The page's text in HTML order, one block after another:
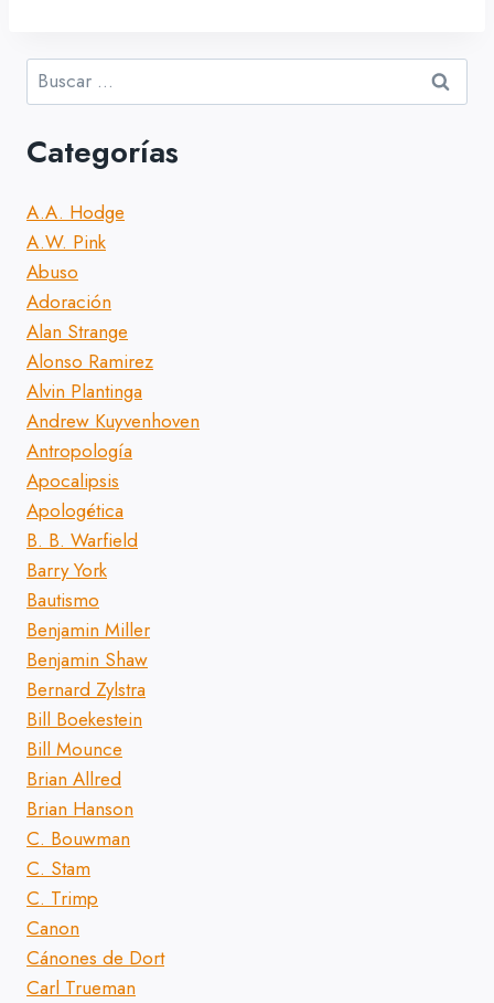
Buscar:
Categorías
A.A. Hodge
A.W. Pink
Abuso
Adoración
Alan Strange
Alonso Ramirez
Alvin Plantinga
Andrew Kuyvenhoven
Antropología
Apocalipsis
Apologética
B. B. Warfield
Barry York
Bautismo
Benjamin Miller
Benjamin Shaw
Bernard Zylstra
Bill Boekestein
Bill Mounce
Brian Allred
Brian Hanson
C. Bouwman
C. Stam
C. Trimp
Canon
Cánones de Dort
Carl Trueman